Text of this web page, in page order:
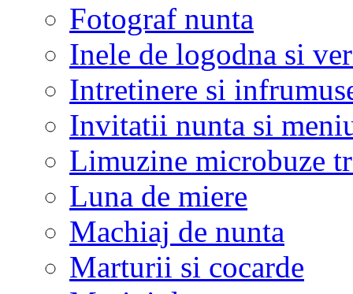
Fotograf nunta
Inele de logodna si
Intretinere si
Invitatii nunta si
Limuzine microbuze
Luna de miere
Machiaj de nunta
Marturii si cocarde